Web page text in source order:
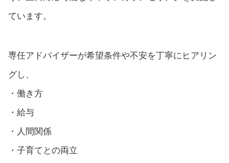
ています。
専任アドバイザーが希望条件や不安を丁寧にヒアリン
グし、
・働き方
・給与
・人間関係
・子育てとの両立